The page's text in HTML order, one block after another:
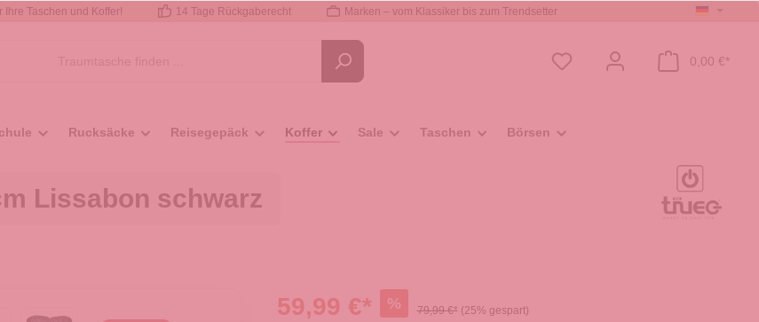
Taschen und Koffer! 14 Tage Rückgaberecht Marken – vom Klassiker bis zum Trendsetter
0,00 €*
Rucksäcke Reisegepäck Koffer Sale Taschen Börsen
Lissabon schwarz
59,99 €* % 79,99 €* (25% gespart)